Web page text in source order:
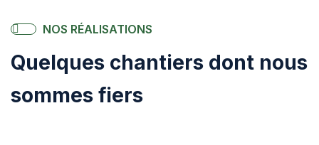
NOS RÉALISATIONS
Quelques chantiers dont nous
sommes fiers